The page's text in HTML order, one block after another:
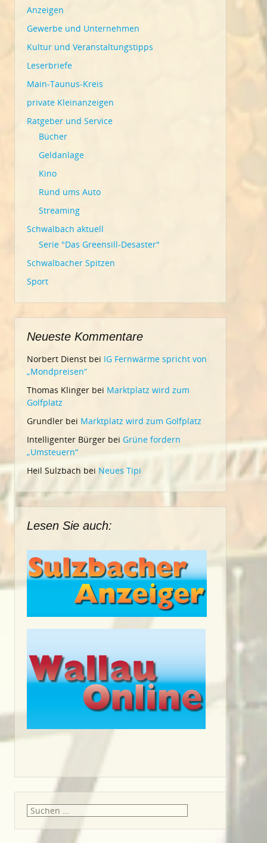
Anzeigen
Gewerbe und Unternehmen
Kultur und Veranstaltungstipps
Leserbriefe
Main-Taunus-Kreis
private Kleinanzeigen
Ratgeber und Service
Bücher
Geldanlage
Kino
Rund ums Auto
Streaming
Schwalbach aktuell
Serie "Das Greensill-Desaster"
Schwalbacher Spitzen
Sport
Neueste Kommentare
Norbert Dienst bei IG Fernwärme spricht von
„Mondpreisen“
Thomas Klinger bei Marktplatz wird zum
Golfplatz
Grundler bei Marktplatz wird zum Golfplatz
Intelligenter Bürger bei Grüne fordern
„Umsteuern“
Heil Sulzbach bei Neues Tipi
Lesen Sie auch:
Suche